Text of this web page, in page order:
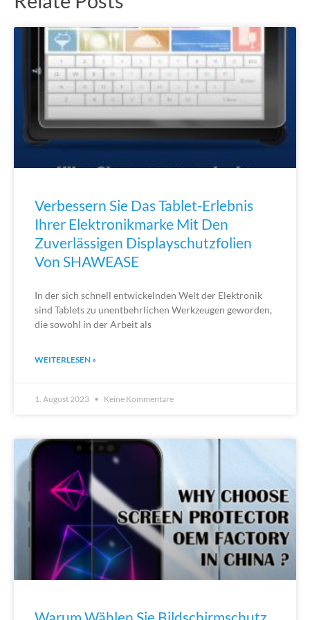
Verbessern Sie Das Tablet-Erlebnis
Ihrer Elektronikmarke Mit Den
Zuverlässigen Displayschutzfolien
Von SHAWEASE
In der sich schnell entwickelnden Welt der Elektronik
sind Tablets zu unentbehrlichen Werkzeugen geworden,
die sowohl in der Arbeit als
WEITERLESEN »
1. August 2023 Keine Kommentare